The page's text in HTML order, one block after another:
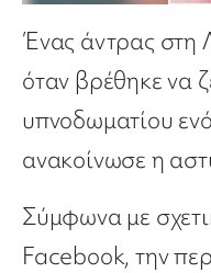
Ένας άντρας στη
όταν βρέθηκε να
υπνοδωματίου
ανακοίνωσε η
Σύμφωνα με
Facebook, την